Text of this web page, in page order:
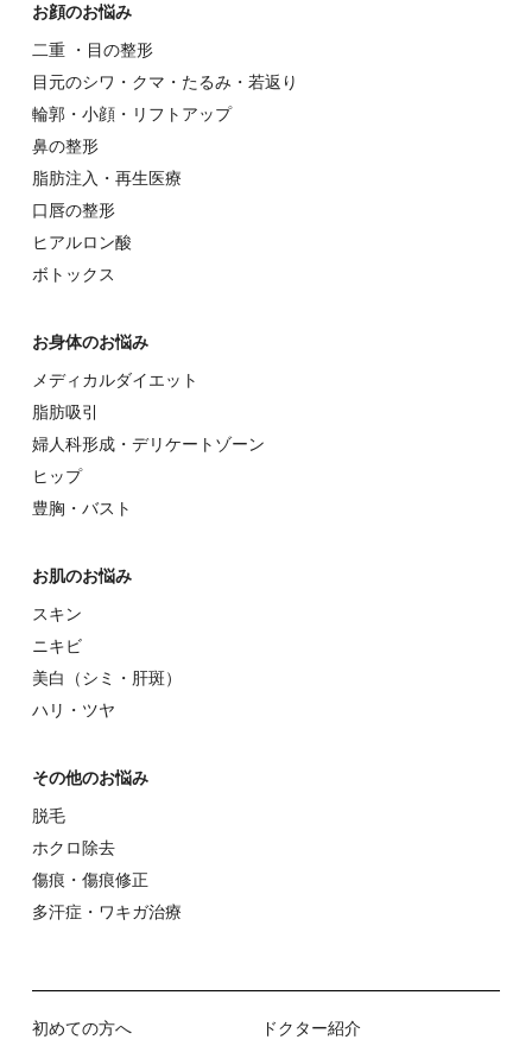
お顔のお悩み
⼆重 ・⽬の整形
⽬元のシワ・クマ・たるみ・若返り
輪郭・⼩顔・リフトアップ
⿐の整形
脂肪注入・再生医療
⼝唇の整形
ヒアルロン酸
ボトックス
お⾝体のお悩み
メディカルダイエット
脂肪吸引
婦⼈科形成・デリケートゾーン
ヒップ
豊胸・バスト
お肌のお悩み
スキン
ニキビ
美⽩（シミ・肝斑）
ハリ・ツヤ
その他のお悩み
脱⽑
ホクロ除去
傷痕・傷痕修正
多汗症・ワキガ治療
初めての⽅へ
ドクター紹介